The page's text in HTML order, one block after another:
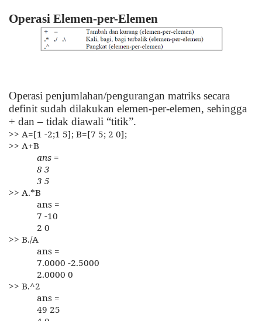
Operasi Elemen-per-Elemen
Operasi penjumlahan/pengurangan matriks secara
definit sudah dilakukan elemen-per-elemen, sehingga
+ dan – tidak diawali “titik”.
>> A=[1 -2;1 5]; B=[7 5; 2 0];
>> A+B
ans =
8 3
3 5
>> A.*B
ans =
7 -10
2 0
>> B./A
ans =
7.0000 -2.5000
2.0000 0
>> B.^2
ans =
49 25